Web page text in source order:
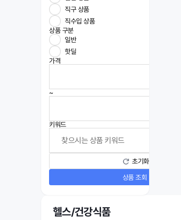
직구 상품
직수입 상품
상품 구분
일반
핫딜
가격
~
키워드
초기화
상품 조회
헬스/건강식품